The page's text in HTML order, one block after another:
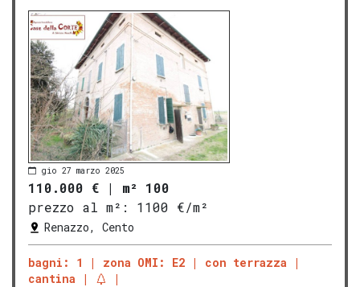
gio 27 marzo 2025
110.000 € | m² 100
prezzo al m²:
1100 €/m²
Renazzo, Cento
bagni: 1 zona OMI: E2
con terrazza
cantina